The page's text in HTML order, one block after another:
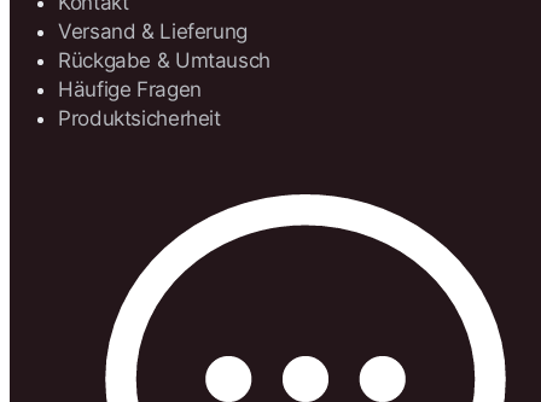
Versand & Lieferung
Rückgabe & Umtausch
Häufige Fragen
Produktsicherheit